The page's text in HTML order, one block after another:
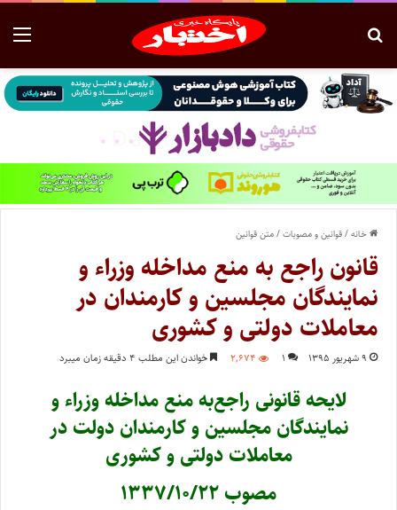
خانه/قوانین و مصوبات/متن قوانین
قانون راجع به منع مداخله وزراء و
نمایندگان مجلسین و کارمندان در
معاملات دولتی و کشوری
۹ شهریور ۱۳۹۵ ۱ ۲,۶۷۴ خواندن این مطلب ۴ دقیقه زمان میبرد
لایحه قانونی راجع‌به منع مداخله وزراء و
نمایندگان مجلسین و کارمندان دولت در
معاملات دولتی و کشوری
مصوب ۱۳۳۷/۱۰/۲۲